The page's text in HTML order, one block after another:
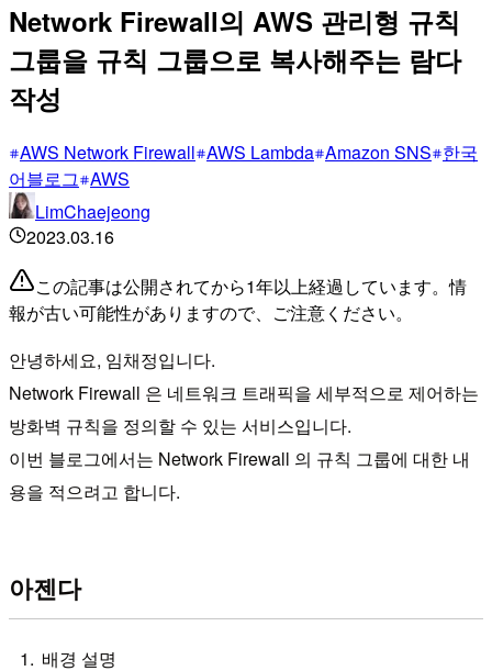
Network Firewall의 AWS 관리형 규칙
그룹을 규칙 그룹으로 복사해주는 람다
작성
AWS Network Firewall AWS Lambda Amazon SNS 한국
어블로그 AWS
LimChaejeong
2023.03.16
この記事は公開されてから1年以上経過しています。情
報が古い可能性がありますので、ご注意ください。
안녕하세요, 임채정입니다.
Network Firewall 은 네트워크 트래픽을 세부적으로 제어하는
방화벽 규칙을 정의할 수 있는 서비스입니다.
이번 블로그에서는 Network Firewall 의 규칙 그룹에 대한 내
용을 적으려고 합니다.
아젠다
배경 설명